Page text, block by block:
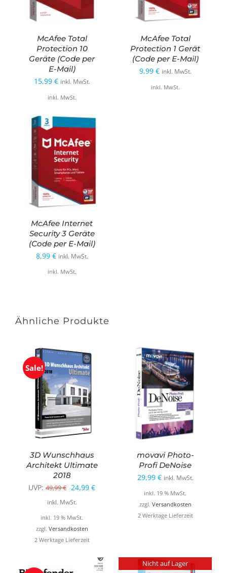
McAfee Total
Protection 10
Geräte (Code per
E-Mail)
15,99 € inkl. MwSt.
inkl. MwSt.
McAfee Total
Protection 1 Gerät
(Code per E-Mail)
9,99 € inkl. MwSt.
inkl. MwSt.
McAfee Internet
Security 3 Geräte
(Code per E-Mail)
8,99 € inkl. MwSt.
inkl. MwSt.
Ähnliche Produkte
Sale!
3D Wunschhaus
Architekt Ultimate
2018
UVP: 49,99€ Ursprünglicher
Preis
war:
49,99 €
24,99 €Aktueller
inkl. MwSt.
inkl. 19 % MwSt.
zzgl. Versandkosten
2 Werktage Lieferzeit
movavi Photo-
Profi DeNoise
29,99 € inkl. MwSt.
inkl. 19 % MwSt.
zzgl. Versandkosten
2 Werktage Lieferzeit
Nicht auf Lager